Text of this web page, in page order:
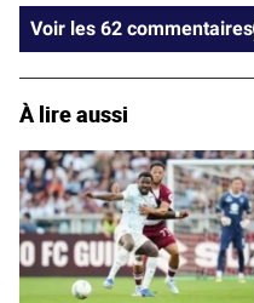
Voir les 62 commentaires
À lire aussi